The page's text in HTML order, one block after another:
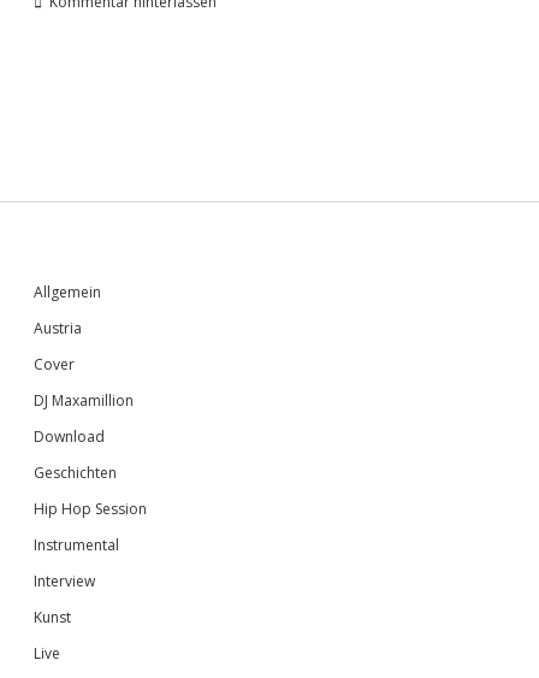
Sidebar
Allgemein
Austria
Cover
DJ Maxamillion
Download
Geschichten
Hip Hop Session
Instrumental
Interview
Kunst
Live